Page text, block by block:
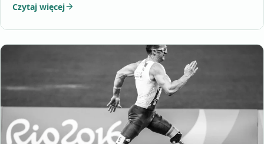
Czytaj więcej